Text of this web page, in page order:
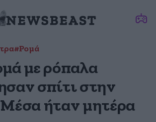
#Ρομά
με ρόπαλα
σπίτι στην
ήταν μητέρα